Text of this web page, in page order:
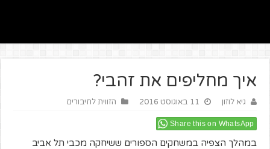
איך מחליפים את זהבי?
גיא לוזון 11 באוגוסט 2016 הזווית לחיבורים
Share this on WhatsApp
במהלך הצפיה במשחקים הספורים ששיחקה מכבי תל אביב